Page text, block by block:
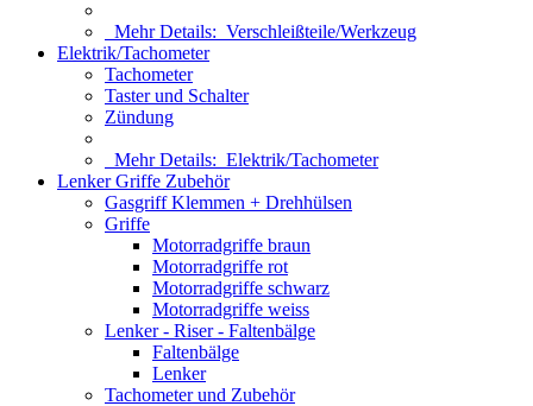
Mehr Details: Verschleißteile/Werkzeug
Elektrik/Tachometer
Tachometer
Taster und Schalter
Zündung
Mehr Details: Elektrik/Tachometer
Lenker Griffe Zubehör
Gasgriff Klemmen + Drehhülsen
Griffe
Motorradgriffe braun
Motorradgriffe rot
Motorradgriffe schwarz
Motorradgriffe weiss
Lenker - Riser - Faltenbälge
Faltenbälge
Lenker
Tachometer und Zubehör